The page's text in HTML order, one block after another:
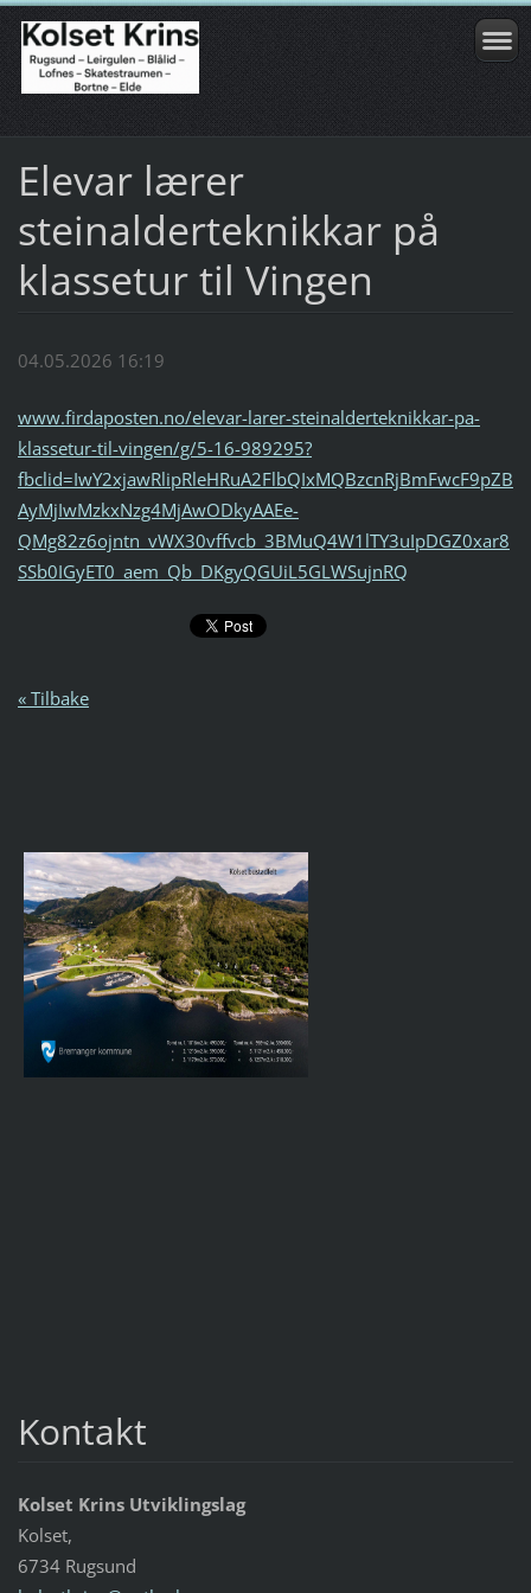
Elevar lærer
steinalderteknikkar på
klassetur til Vingen
04.05.2026 16:19
www.firdaposten.no/elevar-larer-steinalderteknikkar-pa-
klassetur-til-vingen/g/5-16-989295?
fbclid=IwY2xjawRlipRleHRuA2FlbQIxMQBzcnRjBmFwcF9pZB
AyMjIwMzkxNzg4MjAwODkyAAEe-
QMg82z6ojntn_vWX30vffvcb_3BMuQ4W1lTY3uIpDGZ0xar8
SSb0IGyET0_aem_Qb_DKgyQGUiL5GLWSujnRQ
« Tilbake
Kontakt
Kolset Krins Utviklingslag
Kolset,
6734 Rugsund